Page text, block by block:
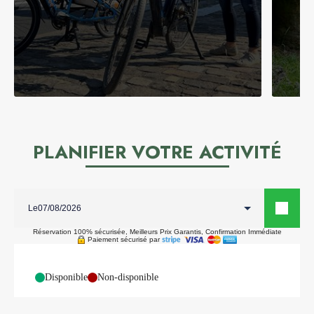
PLANIFIER VOTRE ACTIVITÉ
Le
Réservation 100% sécurisée, Meilleurs Prix Garantis, Confirmation Immédiate
Paiement sécurisé par
Disponible Non-disponible